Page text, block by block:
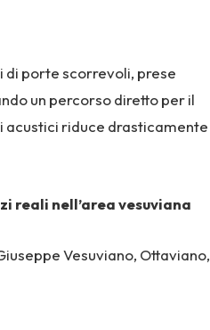
di porte scorrevoli, prese
un percorso diretto per il
acustici riduce drasticamente
reali nell’area vesuviana
Vesuviano, Ottaviano,